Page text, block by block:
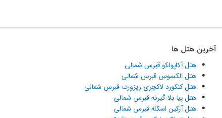
آخرین هتل ها
هتل آکاپولکو قبرس شمالی
هتل الکسوس قبرس شمالی
هتل کنکورد لاکچری ریزورت قبرس شمالی
هتل پیا بلا گیرنه قبرس شمالی
هتل آرکین اسکله قبرس شمالی